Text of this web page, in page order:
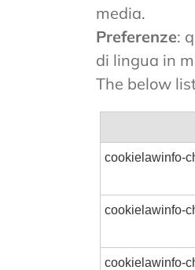
media.
Preferenze:
di lingua in
The below
cookielawinfo-
cookielawinfo-
cookielawinfo-